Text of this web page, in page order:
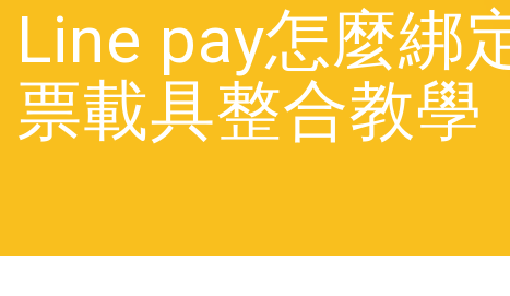
Line pay怎麼綁
票載具整合教學